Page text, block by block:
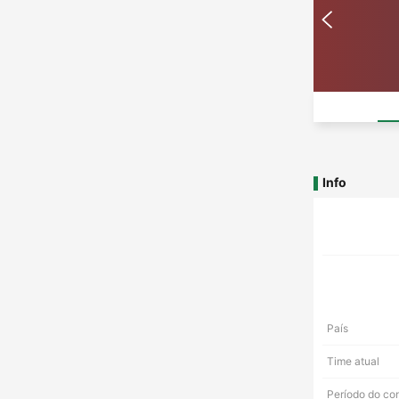
Info
País
Time atual
Período do